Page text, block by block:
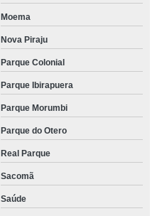
Moema
Nova Piraju
Parque Colonial
Parque Ibirapuera
Parque Morumbi
Parque do Otero
Real Parque
Sacomã
Saúde